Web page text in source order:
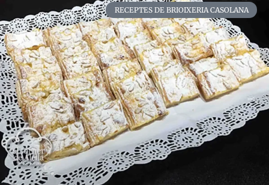
RECEPTES DE BRIOIXERIA CASOLANA